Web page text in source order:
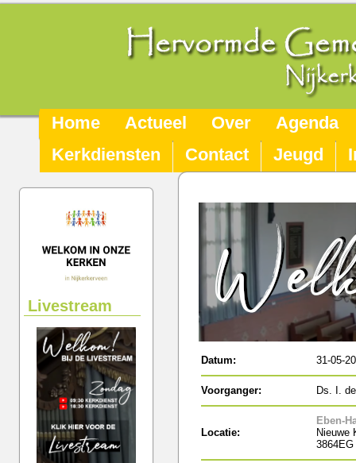
Home Actueel Over
Agenda
Kerkdiensten
Contact Jeugd
Livestream
Datum: 31-05-
Voorganger: Ds. I.
Locatie:
Eben-
Nieuwe